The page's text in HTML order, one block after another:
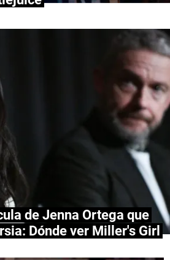
compañía perteneciente a Better Collective.
de Jenna Ortega que
Dónde ver Miller's Girl